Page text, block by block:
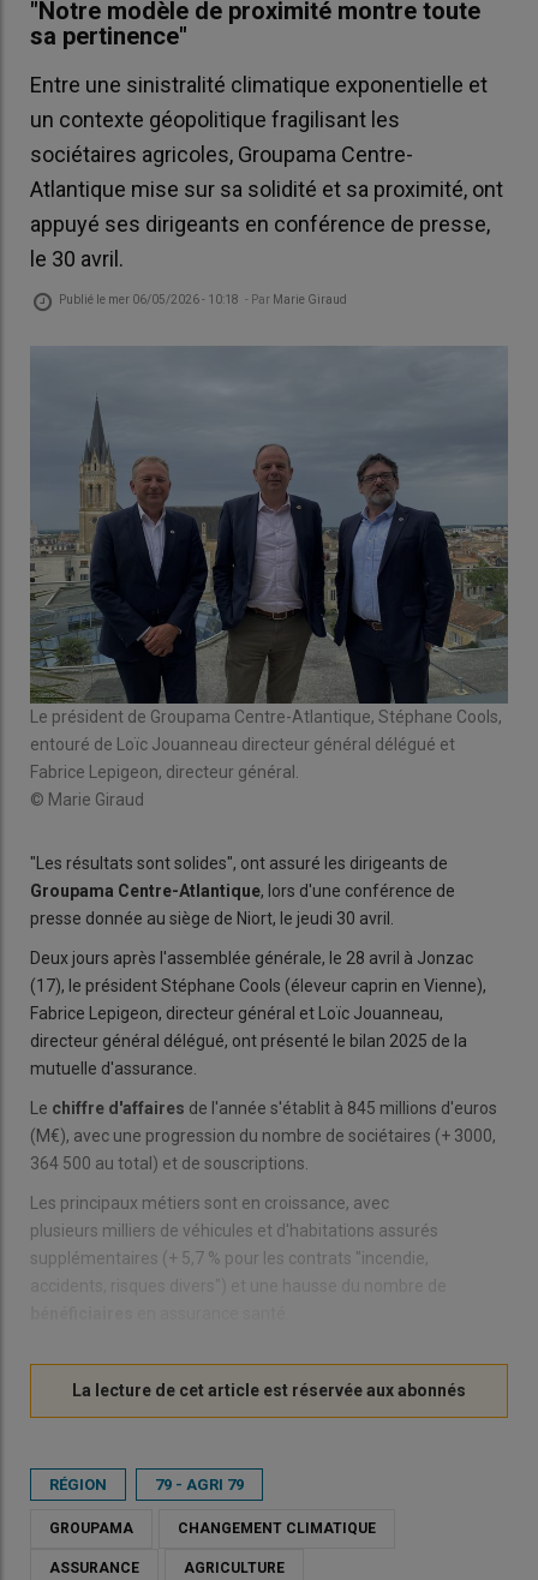
"Notre modèle de proximité montre toute
sa pertinence"
Entre une sinistralité climatique exponentielle et
un contexte géopolitique fragilisant les
sociétaires agricoles, Groupama Centre-
Atlantique mise sur sa solidité et sa proximité, ont
appuyé ses dirigeants en conférence de presse,
le 30 avril.
Publié le mer 06/05/2026 - 10:18 - Par Marie Giraud
Le président de Groupama Centre-Atlantique, Stéphane Cools,
entouré de Loïc Jouanneau directeur général délégué et
Fabrice Lepigeon, directeur général.
© Marie Giraud
"Les résultats sont solides", ont assuré les dirigeants de
Groupama Centre-Atlantique, lors d'une conférence de
presse donnée au siège de Niort, le jeudi 30 avril.
Deux jours après l'assemblée générale, le 28 avril à Jonzac
(17), le président Stéphane Cools (éleveur caprin en Vienne),
Fabrice Lepigeon, directeur général et Loïc Jouanneau,
directeur général délégué, ont présenté le bilan 2025 de la
mutuelle d'assurance.
Le chiffre d'affaires de l'année s'établit à 845 millions d'euros
(M€), avec une progression du nombre de sociétaires (+ 3000,
364 500 au total) et de souscriptions.
Les principaux métiers sont en croissance, avec
plusieurs milliers de véhicules et d'habitations assurés
supplémentaires (+ 5,7 % pour les contrats "incendie,
accidents, risques divers") et une hausse du nombre de
RÉGION 79 - AGRI 79
GROUPAMA CHANGEMENT CLIMATIQUE
ASSURANCE AGRICULTURE